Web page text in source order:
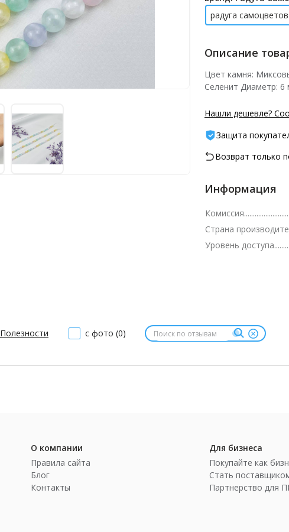
радуга самоцветов
Описание
Цвет камня:
Селенит Диаметр: 6
Нашли дешевле?
Защита
Возврат только
Информация
Комиссия
Страна
Уровень доступа
Полезности с фото (0)
О компании
Правила сайта
Блог
Контакты
Для бизнеса
Покупайте как
Стать
Партнерство для